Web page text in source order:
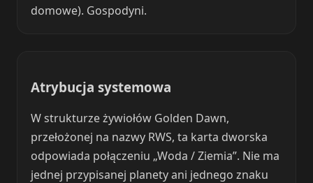
domowe). Gospodyni.
Atrybucja systemowa
W strukturze żywiołów Golden Dawn,
przełożonej na nazwy RWS, ta karta dworska
odpowiada połączeniu „Woda / Ziemia”. Nie ma
jednej przypisanej planety ani jednego znaku